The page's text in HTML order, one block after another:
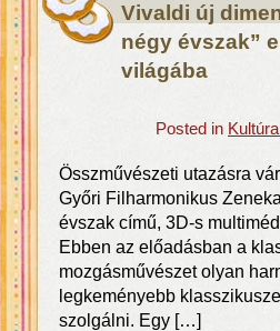
Vivaldi új
négy évszak”
világába
Posted in
Összművészeti utazásra
Győri Filharmonikus
évszak című, 3D-s
Ebben az előadásban a
mozgásművészet olyan
legkeményebb
szolgálni. Egy […]